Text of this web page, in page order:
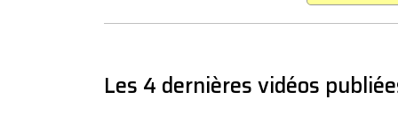
Les 4 dernières vidéos